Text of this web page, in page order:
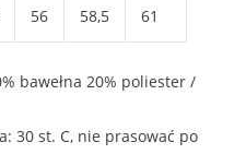
56 58,5 61
bawełna 20% poliester /
30 st. C, nie prasować po